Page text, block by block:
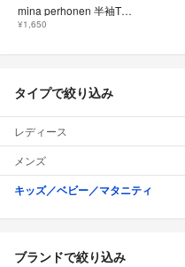
mina perhonen 半袖Tシャツ 100
¥1,650
タイプで絞り込み
レディース
メンズ
キッズ／ベビー／マタニティ
ブランドで絞り込み